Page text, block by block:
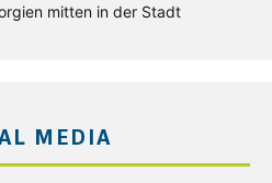
mitten in der Stadt
MEDIA